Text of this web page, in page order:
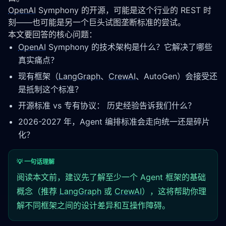
OpenAI Symphony 的开源，可能是这个行业的 REST 时
刻——也可能是另一个巨头试图垄断标准的尝试。
本文要回答的核心问题：
OpenAI Symphony 的技术架构是什么？它解决了哪些
真实痛点？
现有框架（LangGraph、 CrewAI、AutoGen）会接受还
是抵制这个标准？
开源标准 vs 专有协议： 历史经验告诉我们什么？
2026-2027 年，Agent 编排标准会走向统一还是碎片
化？
💡 一句话理解
阅读本文前，建议先了解至少一个 Agent 框架的基础
概念（推荐 LangGraph 或 CrewAI），这将帮助你理
解不同框架之间的设计差异和互操作障碍。